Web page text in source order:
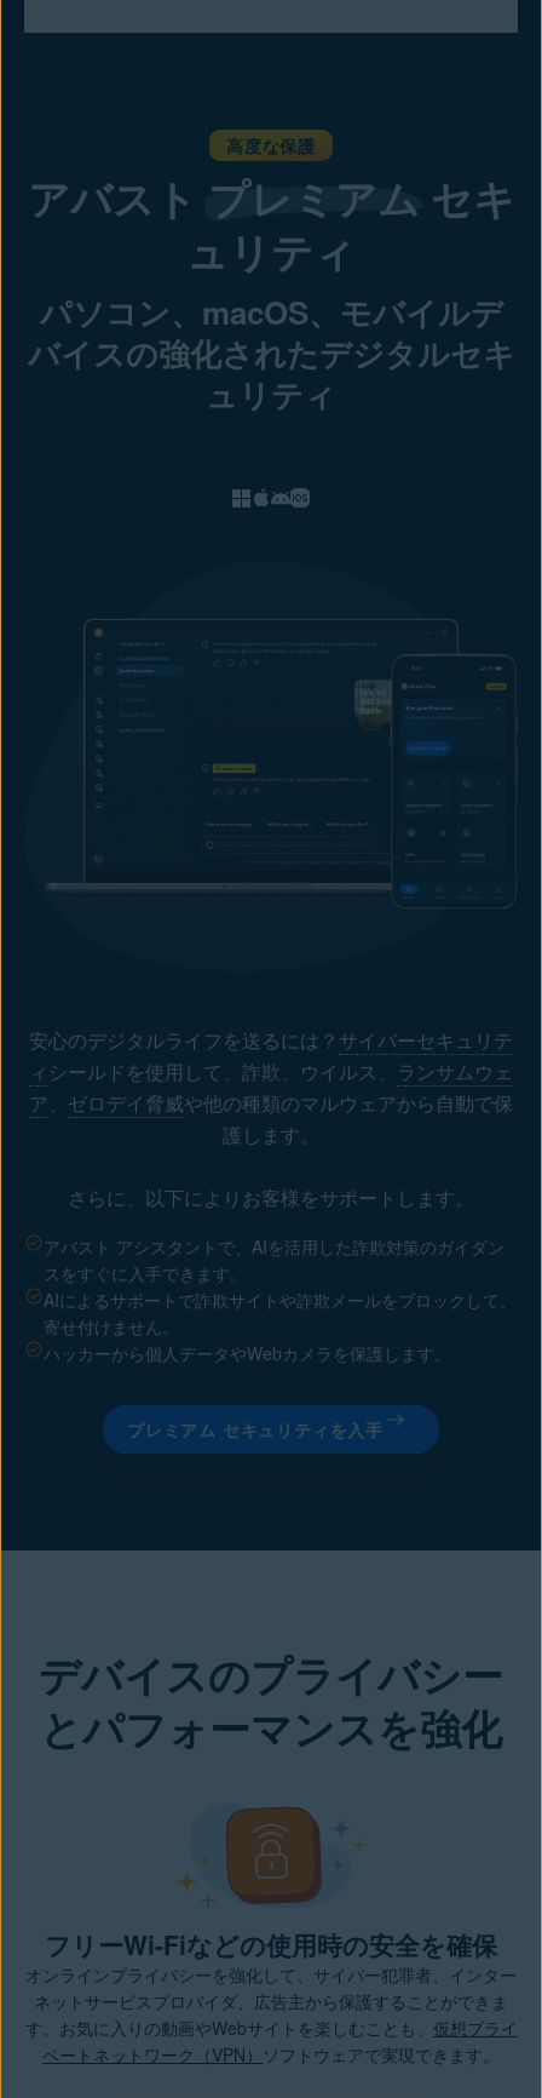
高度な保護
アバスト プレミアム セキ
ュリティ
パソコン、macOS、モバイルデ
バイスの強化されたデジタルセキ
ュリティ
安心のデジタルライフを送るには？ サイバーセキュリテ
ィ シールドを使用して、詐欺、ウイルス、 ランサムウェ
ア、 ゼロデイ脅威や他の種類のマルウェアから自動で保
護します。
さらに、以下によりお客様をサポートします。
アバスト アシスタントで、AIを活用した詐欺対策のガイダン
スをすぐに入手できます。
AIによるサポートで詐欺サイトや詐欺メールをブロックして、
寄せ付けません。
ハッカーから個人データやWebカメラを保護します。
プレミアム セキュリティを入手
デバイスのプライバシー
とパフォーマンスを強化
フリーWi-Fiなどの使用時の安全を確保
オンラインプライバシーを強化して、サイバー犯罪者、インター
ネットサービスプロバイダ、広告主から保護することができま
す。お気に入りの動画やWebサイトを楽しむことも、 仮想プライ
ベートネットワーク（VPN） ソフトウェアで実現できます。